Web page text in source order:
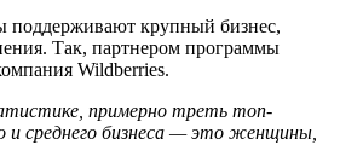
поддерживают крупный бизнес,
Так, партнером программы
Wildberries.
примерно треть топ-
и среднего бизнеса — это женщины,